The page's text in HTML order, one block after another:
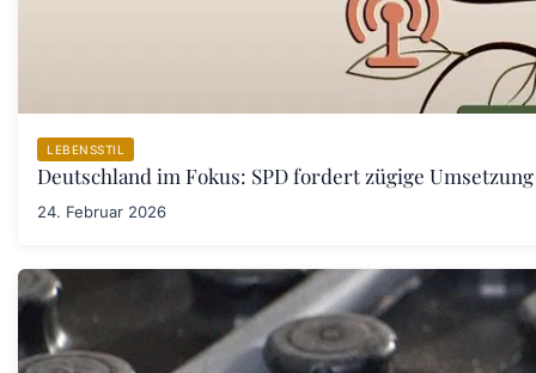
LEBENSSTIL
Deutschland im Fokus: SPD fordert zügige
24. Februar 2026